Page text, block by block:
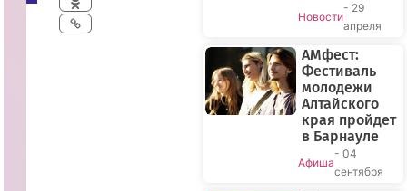
Новости
- 29
апреля
АМфест:
Фестиваль
молодежи
Алтайского
края пройдет
в Барнауле
Афиша
- 04
сентября